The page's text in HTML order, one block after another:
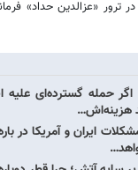
ترور «عزالدین حداد»
اگر حمله گسترده‌ای
هزینه‌اش…
ایران و آمریکا در